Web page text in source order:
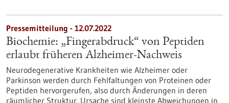
Pressemitteilung - 12.07.2022
Biochemie: „Fingerabdruck“ von Peptiden
erlaubt früheren Alzheimer-Nachweis
Neurodegenerative Krankheiten wie Alzheimer oder
Parkinson werden durch Fehlfaltungen von Proteinen oder
Peptiden hervorgerufen, also durch Änderungen in deren
räumlicher Struktur. Ursache sind kleinste Abweichungen in